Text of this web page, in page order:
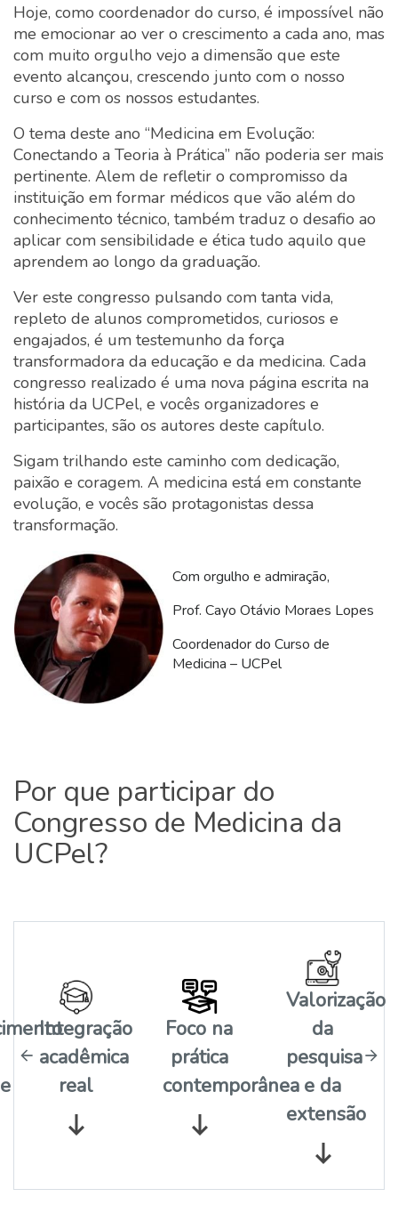
Hoje, como coordenador do curso, é impossível não
me emocionar ao ver o crescimento a cada ano, mas
com muito orgulho vejo a dimensão que este
evento alcançou, crescendo junto com o nosso
curso e com os nossos estudantes.
O tema deste ano “Medicina em Evolução:
Conectando a Teoria à Prática” não poderia ser mais
pertinente. Alem de refletir o compromisso da
instituição em formar médicos que vão além do
conhecimento técnico, também traduz o desafio ao
aplicar com sensibilidade e ética tudo aquilo que
aprendem ao longo da graduação.
Ver este congresso pulsando com tanta vida,
repleto de alunos comprometidos, curiosos e
engajados, é um testemunho da força
transformadora da educação e da medicina. Cada
congresso realizado é uma nova página escrita na
história da UCPel, e vocês organizadores e
participantes, são os autores deste capítulo.
Sigam trilhando este caminho com dedicação,
paixão e coragem. A medicina está em constante
evolução, e vocês são protagonistas dessa
transformação.
Com orgulho e admiração,
Prof. Cayo Otávio Moraes Lopes
Coordenador do Curso de
Medicina – UCPel
Por que participar do
Congresso de Medicina da
UCPel?
Integração
acadêmica
real
Foco na
prática
contemporânea
Valorização
da
pesquisa
e da
extensão